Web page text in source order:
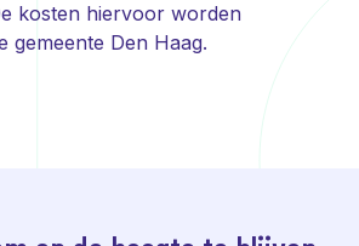
kosten hiervoor worden
gemeente Den Haag.